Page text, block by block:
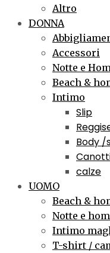
Altro
DONNA
Accessori
Notte e
Beach &
Intimo
Slip
Body
calze
UOMO
Beach &
Notte e
Intimo
T-shirt /